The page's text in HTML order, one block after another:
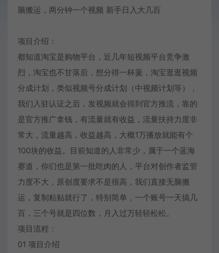
项目介绍：
都知道淘宝是购物平台，近几年短视频平台竞争激
烈，淘宝也不甘落后，想分得一杯羹，淘宝逛逛视频
分成计划，类似视频号分成计划（中视频计划等），
我们入驻认证之后，发视频就会得到官方推流，靠的
是官方推广拿钱，有流量就有收益，流量扶持力度非
常大，流量越高，收益越高，大概1万播放就能有个
100块的收益。目前知道的人非常少，属于一个蓝海
赛道，你们也是第一批吃肉的人，平台对创作者监管
力度不大，原创度要求不是很高，我们直接无脑搬
运，复制粘贴就行了，特别简单，一个账号一天搞几
百，三个号就是四位数，月入过万轻轻松松。
项目流程：
01 项目介绍